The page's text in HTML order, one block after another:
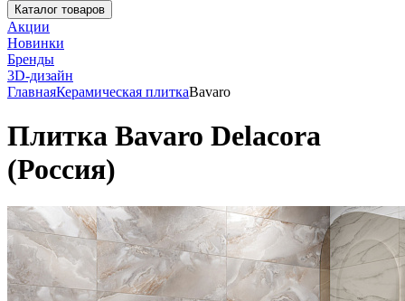
Каталог товаров
Акции
Новинки
Бренды
3D-дизайн
ГлавнаяКерамическая плиткаBavaro
Плитка Bavaro Delacora
(Россия)